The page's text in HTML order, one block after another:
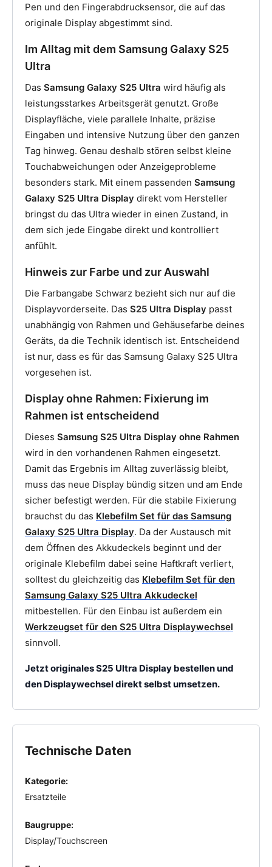
Pen und den Fingerabdrucksensor, die auf das
originale Display abgestimmt sind.
Im Alltag mit dem Samsung Galaxy S25
Ultra
Das Samsung Galaxy S25 Ultra wird häufig als
leistungsstarkes Arbeitsgerät genutzt. Große
Displayfläche, viele parallele Inhalte, präzise
Eingaben und intensive Nutzung über den ganzen
Tag hinweg. Genau deshalb stören selbst kleine
Touchabweichungen oder Anzeigeprobleme
besonders stark. Mit einem passenden Samsung
Galaxy S25 Ultra Display direkt vom Hersteller
bringst du das Ultra wieder in einen Zustand, in
dem sich jede Eingabe direkt und kontrolliert
anfühlt.
Hinweis zur Farbe und zur Auswahl
Die Farbangabe Schwarz bezieht sich nur auf die
Displayvorderseite. Das S25 Ultra Display passt
unabhängig von Rahmen und Gehäusefarbe deines
Geräts, da die Technik identisch ist. Entscheidend
ist nur, dass es für das Samsung Galaxy S25 Ultra
vorgesehen ist.
Display ohne Rahmen: Fixierung im
Rahmen ist entscheidend
Dieses Samsung S25 Ultra Display ohne Rahmen
wird in den vorhandenen Rahmen eingesetzt.
Damit das Ergebnis im Alltag zuverlässig bleibt,
muss das neue Display bündig sitzen und am Ende
sicher befestigt werden. Für die stabile Fixierung
brauchst du das Klebefilm Set für das Samsung
Galaxy S25 Ultra Display. Da der Austausch mit
dem Öffnen des Akkudeckels beginnt und der
originale Klebefilm dabei seine Haftkraft verliert,
solltest du gleichzeitig das Klebefilm Set für den
Samsung Galaxy S25 Ultra Akkudeckel
mitbestellen. Für den Einbau ist außerdem ein
Werkzeugset für den S25 Ultra Displaywechsel
sinnvoll.
Jetzt originales S25 Ultra Display bestellen und
den Displaywechsel direkt selbst umsetzen.
Technische Daten
Kategorie:
Ersatzteile
Baugruppe:
Display/Touchscreen